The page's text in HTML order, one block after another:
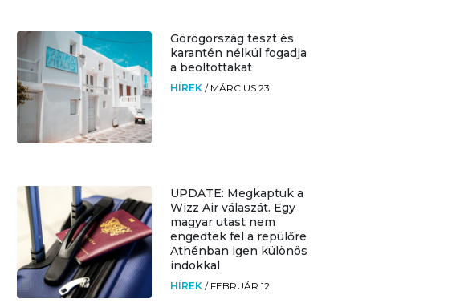
Görögország teszt és
karantén nélkül fogadja
a beoltottakat
HÍREK / MÁRCIUS 23.
UPDATE: Megkaptuk a
Wizz Air válaszát. Egy
magyar utast nem
engedtek fel a repülőre
Athénban igen különös
indokkal
HÍREK / FEBRUÁR 12.